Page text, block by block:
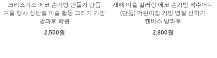
크리스마스 에코 손가방 만들기 단품
겨울 행사 성탄절 미술 활동 그리기 가방
방과후 학원
2,500원
새해 미술 컬러링 에코 손가방 복주머니
(단품) 어린이집 가방 명절 신학기
캔버스 방과후
2,800원